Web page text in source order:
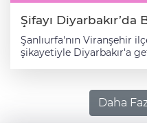
Şifayı Diyarbakır’da
Şanlıurfa'nın Viranşehir
şikayetiyle Diyarbakır'a
çiftinin 8 yaşındaki
tarafından ilçedeki bir
yapılan tetkikler sonucu ilaç
Daha